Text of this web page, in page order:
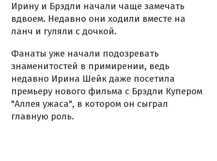
Ирину и Брэдли начали чаще замечать
вдвоем. Недавно они ходили вместе на
ланч и гуляли с дочкой.
Фанаты уже начали подозревать
знаменитостей в примирении, ведь
недавно Ирина Шейк даже посетила
премьеру нового фильма с Брэдли Купером
"Аллея ужаса", в котором он сыграл
главную роль.